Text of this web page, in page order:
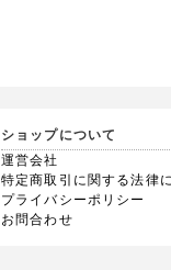
ショップについて
運営会社
特定商取引に関する法律
プライバシーポリシー
お問合わせ